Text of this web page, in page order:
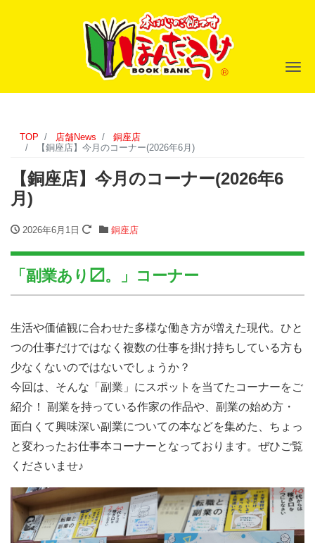
ナ
TOP 店舗News
銅座店
【銅座店】今月のコーナー(2026年6月)
【銅座店】今月のコーナー(2026年6
月)
2026年6月1日 銅座店
「副業あり〼。」コーナー
生活や価値観に合わせた多様な働き方が増えた現代。ひと
つの仕事だけではなく複数の仕事を掛け持ちしている方も
少なくないのではないでしょうか？
今回は、そんな「副業」にスポットを当てたコーナーをご
紹介！ 副業を持っている作家の作品や、副業の始め方・
面白くて興味深い副業についての本などを集めた、ちょっ
と変わったお仕事本コーナーとなっております。ぜひご覧
くださいませ♪